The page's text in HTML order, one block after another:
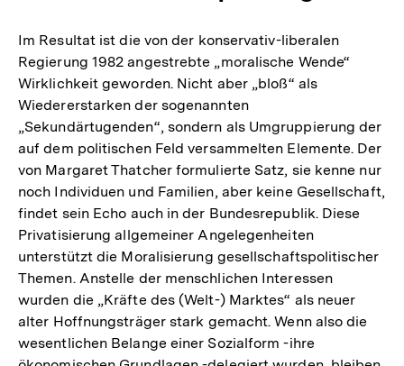
Im Resultat ist die von der konservativ-liberalen
Regierung 1982 angestrebte „moralische Wende“
Wirklichkeit geworden. Nicht aber „bloß“ als
Wiedererstarken der sogenannten
„Sekundärtugenden“, sondern als Umgruppierung der
auf dem politischen Feld versammelten Elemente. Der
von Margaret Thatcher formulierte Satz, sie kenne nur
noch Individuen und Familien, aber keine Gesellschaft,
findet sein Echo auch in der Bundesrepublik. Diese
Privatisierung allgemeiner Angelegenheiten
unterstützt die Moralisierung gesellschaftspolitischer
Themen. Anstelle der menschlichen Interessen
wurden die „Kräfte des (Welt-) Marktes“ als neuer
alter Hoffnungsträger stark gemacht. Wenn also die
wesentlichen Belange einer Sozialform -ihre